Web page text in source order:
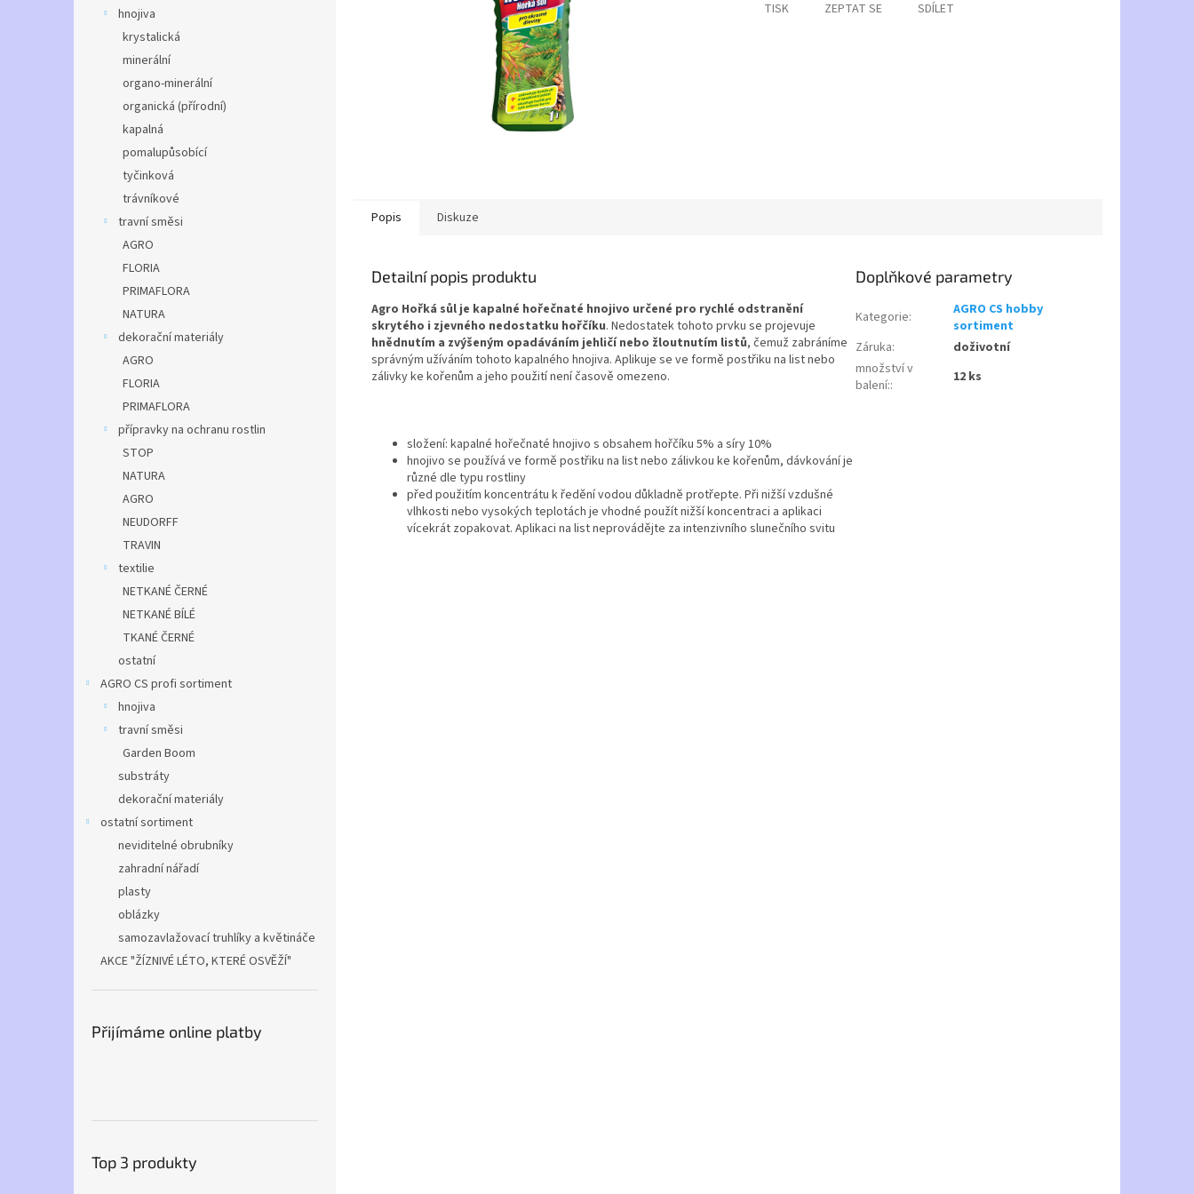
hnojiva
krystalická
minerální
organo-minerální
organická (přírodní)
kapalná
pomalupůsobící
tyčinková
trávníkové
travní směsi
AGRO
FLORIA
PRIMAFLORA
NATURA
dekorační materiály
AGRO
FLORIA
PRIMAFLORA
přípravky na ochranu rostlin
STOP
NATURA
AGRO
NEUDORFF
TRAVIN
textilie
NETKANÉ ČERNÉ
NETKANÉ BÍLÉ
TKANÉ ČERNÉ
ostatní
AGRO CS profi sortiment
hnojiva
travní směsi
Garden Boom
substráty
dekorační materiály
ostatní sortiment
neviditelné obrubníky
zahradní nářadí
plasty
oblázky
samozavlažovací truhlíky a květináče
AKCE "ŽÍZNIVÉ LÉTO, KTERÉ OSVĚŽÍ"
Přijímáme online platby
Top 3 produkty
TISK ZEPTAT SE SDÍLET
Popis Diskuze
Detailní popis produktu
Agro Hořká sůl je kapalné hořečnaté hnojivo určené pro rychlé odstranění
skrytého i zjevného nedostatku hořčíku. Nedostatek tohoto prvku se projevuje
hnědnutím a zvýšeným opadáváním jehličí nebo žloutnutím listů, čemuž zabráníme
správným užíváním tohoto kapalného hnojiva. Aplikuje se ve formě postřiku na list nebo
zálivky ke kořenům a jeho použití není časově omezeno.
složení: kapalné hořečnaté hnojivo s obsahem hořčíku 5% a síry 10%
hnojivo se používá ve formě postřiku na list nebo zálivkou ke kořenům, dávkování je
různé dle typu rostliny
před použitím koncentrátu k ředění vodou důkladně protřepte. Při nižší vzdušné
vlhkosti nebo vysokých teplotách je vhodné použít nižší koncentraci a aplikaci
vícekrát zopakovat. Aplikaci na list neprovádějte za intenzivního slunečního svitu
Doplňkové parametry
Kategorie:
AGRO CS hobby
sortiment
Záruka:
doživotní
množství v
balení:: 12 ks